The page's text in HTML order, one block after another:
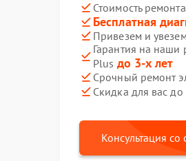
Стоимость ремонта
Бесплатная
Привезем и
Гарантия на наши
Plus до 3-х лет
Срочный ремонт
Скидка для вас до
Консультация